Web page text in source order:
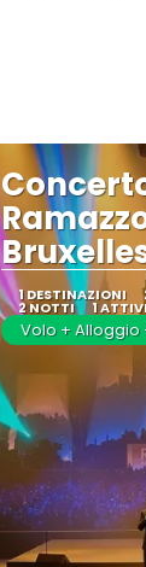
1 DESTINAZIONI
2 NOTTI 1
Volo + Alloggio